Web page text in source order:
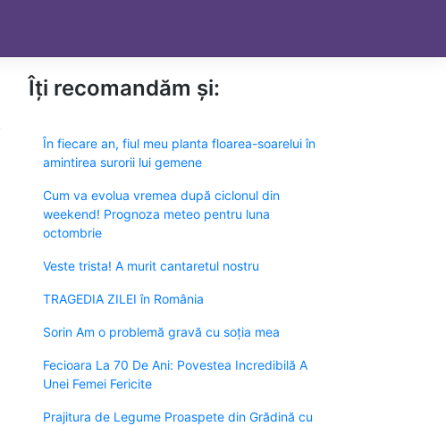
Îți recomandăm și:
În fiecare an, fiul meu planta floarea-soarelui în
amintirea surorii lui gemene
Cum va evolua vremea după ciclonul din
weekend! Prognoza meteo pentru luna
octombrie
Veste trista! A murit cantaretul nostru
TRAGEDIA ZILEI în România
Sorin Am o problemă gravă cu soția mea
Fecioara La 70 De Ani: Povestea Incredibilă A
Unei Femei Fericite
Prajitura de Legume Proaspete din Grădină cu